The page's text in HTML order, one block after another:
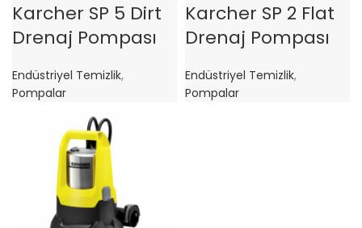
Karcher SP 5 Dirt
Drenaj Pompası
Endüstriyel Temizlik,
Pompalar
Karcher SP 2 Flat
Drenaj Pompası
Endüstriyel Temizlik,
Pompalar